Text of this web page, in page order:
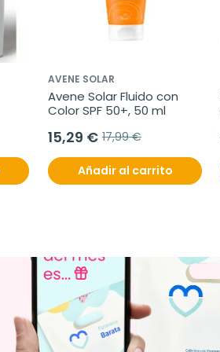
AVENE SOLAR
Avene Solar Fluido con
Color SPF 50+, 50 ml
15,29 € 17,99 €
Añadir al carrito